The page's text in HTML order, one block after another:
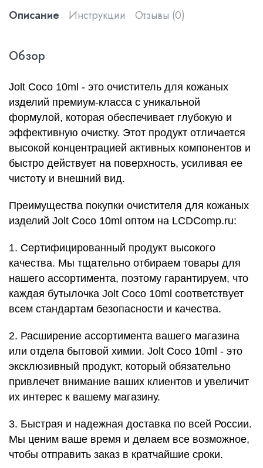
Описание Инструкции Отзывы (0)
Обзор
Jolt Coco 10ml - это очиститель для кожаных
изделий премиум-класса с уникальной
формулой, которая обеспечивает глубокую и
эффективную очистку. Этот продукт отличается
высокой концентрацией активных компонентов и
быстро действует на поверхность, усиливая ее
чистоту и внешний вид.
Преимущества покупки очистителя для кожаных
изделий Jolt Coco 10ml оптом на LCDComp.ru:
1. Сертифицированный продукт высокого
качества. Мы тщательно отбираем товары для
нашего ассортимента, поэтому гарантируем, что
каждая бутылочка Jolt Coco 10ml соответствует
всем стандартам безопасности и качества.
2. Расширение ассортимента вашего магазина
или отдела бытовой химии. Jolt Coco 10ml - это
эксклюзивный продукт, который обязательно
привлечет внимание ваших клиентов и увеличит
их интерес к вашему магазину.
3. Быстрая и надежная доставка по всей России.
Мы ценим ваше время и делаем все возможное,
чтобы отправить заказ в кратчайшие сроки.